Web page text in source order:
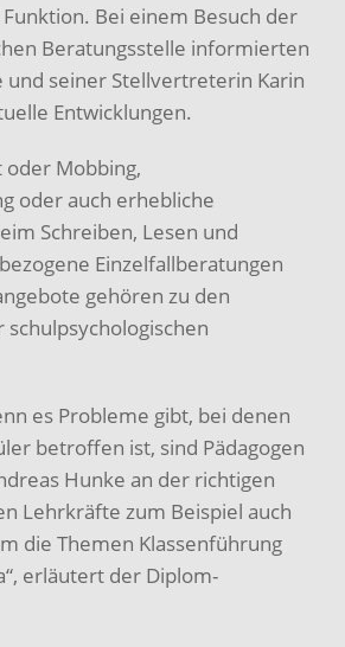
Bei einem Besuch der
Beratungsstelle informierten
und seiner Stellvertreterin Karin
Entwicklungen.
oder Mobbing,
oder auch erhebliche
Schreiben, Lesen und
Einzelfallberatungen
gehören zu den
es Probleme gibt, bei denen
betroffen ist, sind Pädagogen
Hunke an der richtigen
Lehrkräfte zum Beispiel auch
die Themen Klassenführung
erläutert der Diplom-